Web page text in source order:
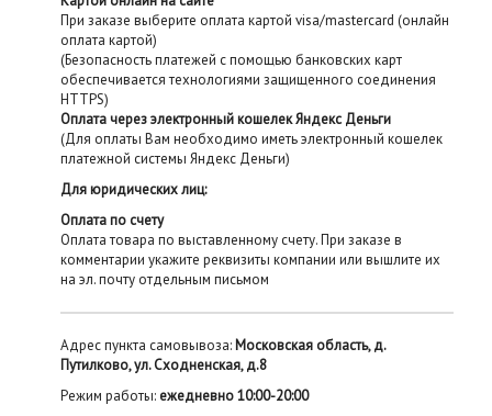
При заказе выберите оплата картой visa/mastercard (онлайн
оплата картой)
(Безопасность платежей с помощью банковских карт
обеспечивается технологиями защищенного соединения
HTTPS)
Оплата через электронный кошелек Яндекс Деньги
(Для оплаты Вам необходимо иметь электронный кошелек
платежной системы Яндекс Деньги)
Для юридических лиц:
Оплата по счету
Оплата товара по выставленному счету. При заказе в
комментарии укажите реквизиты компании или вышлите их
на эл. почту отдельным письмом
Адрес пункта самовывоза: Московская область, д.
Путилково, ул. Сходненская, д.8
Режим работы: ежедневно 10:00-20:00